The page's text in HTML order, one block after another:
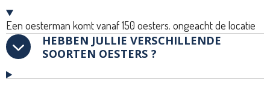
Een oesterman komt vanaf 150 oesters. ongeacht de locatie
HEBBEN JULLIE VERSCHILLENDE
SOORTEN OESTERS ?